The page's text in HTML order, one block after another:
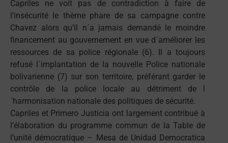
Capriles ne voit pas de contradiction à faire de
l’insécurité le thème phare de sa campagne contre
Chavez alors qu’il n´a jamais demandé le moindre
financement au gouvernement en vue d´améliorer les
ressources de sa police régionale (6). Il a toujours
refusé l´implantation de la nouvelle Police nationale
bolivarienne (7) sur son territoire, préférant garder le
contrôle de la police locale au détriment de l
´harmonisation nationale des politiques de sécurité.
Capriles et Primero Justicia ont largement contribué à
l’élaboration du programme commun de la Table de
l’unité démocratique – Mesa de Unidad Democratica